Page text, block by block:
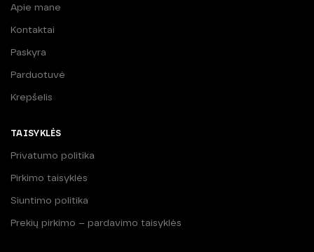
Apie mane
Kontaktai
Paskyra
Parduotuvė
Krepšelis
TAISYKLĖS
Privatumo politika
Pirkimo taisyklės
Siuntimo politika
Prekių pirkimo – pardavimo taisyklės